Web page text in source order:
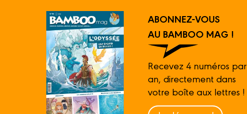
ABONNEZ-VOUS
AU BAMBOO MAG !
Recevez 4 numéros par
an, directement dans
votre boîte aux lettres !